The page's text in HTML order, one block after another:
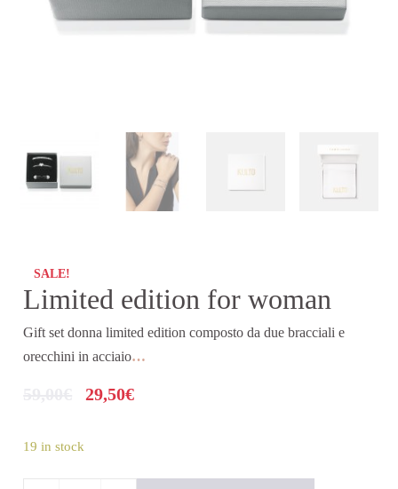
SALE!
Limited edition for woman
Gift set donna limited edition composto da due bracciali e
orecchini in acciaio…
29,50€
19 in stock